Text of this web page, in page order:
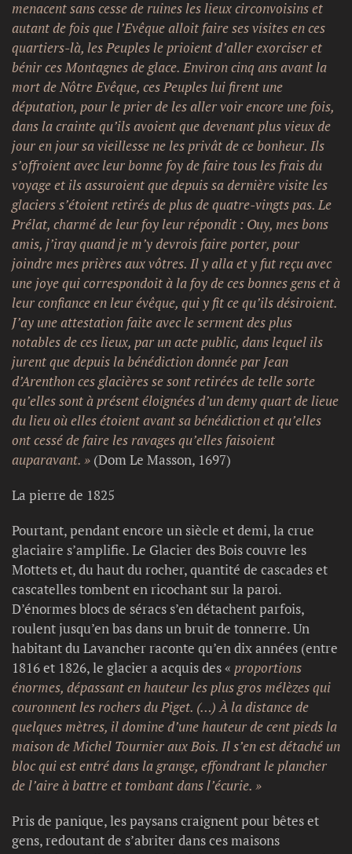
menacent sans cesse de ruines les lieux circonvoisins et
autant de fois que l’Evêque alloit faire ses visites en ces
quartiers-là, les Peuples le prioient d’aller exorciser et
bénir ces Montagnes de glace. Environ cinq ans avant la
mort de Nôtre Evêque, ces Peuples lui firent une
députation, pour le prier de les aller voir encore une fois,
dans la crainte qu’ils avoient que devenant plus vieux de
jour en jour sa vieillesse ne les privât de ce bonheur. Ils
s’offroient avec leur bonne foy de faire tous les frais du
voyage et ils assuroient que depuis sa dernière visite les
glaciers s’étoient retirés de plus de quatre-vingts pas. Le
Prélat, charmé de leur foy leur répondit : Ouy, mes bons
amis, j’iray quand je m’y devrois faire porter, pour
joindre mes prières aux vôtres. Il y alla et y fut reçu avec
une joye qui correspondoit à la foy de ces bonnes gens et à
leur confiance en leur évêque, qui y fit ce qu’ils désiroient.
J’ay une attestation faite avec le serment des plus
notables de ces lieux, par un acte public, dans lequel ils
jurent que depuis la bénédiction donnée par Jean
d’Arenthon ces glacières se sont retirées de telle sorte
qu’elles sont à présent éloignées d’un demy quart de lieue
du lieu où elles étoient avant sa bénédiction et qu’elles
ont cessé de faire les ravages qu’elles faisoient
auparavant. » (Dom Le Masson, 1697)
La pierre de 1825
Pourtant, pendant encore un siècle et demi, la crue
glaciaire s’amplifie. Le Glacier des Bois couvre les
Mottets et, du haut du rocher, quantité de cascades et
cascatelles tombent en ricochant sur la paroi.
D’énormes blocs de séracs s’en détachent parfois,
roulent jusqu’en bas dans un bruit de tonnerre. Un
habitant du Lavancher raconte qu’en dix années (entre
1816 et 1826, le glacier a acquis des « proportions
énormes, dépassant en hauteur les plus gros mélèzes qui
couronnent les rochers du Piget. (…) À la distance de
quelques mètres, il domine d’une hauteur de cent pieds la
maison de Michel Tournier aux Bois. Il s’en est détaché un
bloc qui est entré dans la grange, effondrant le plancher
de l’aire à battre et tombant dans l’écurie. »
Pris de panique, les paysans craignent pour bêtes et
gens, redoutant de s’abriter dans ces maisons